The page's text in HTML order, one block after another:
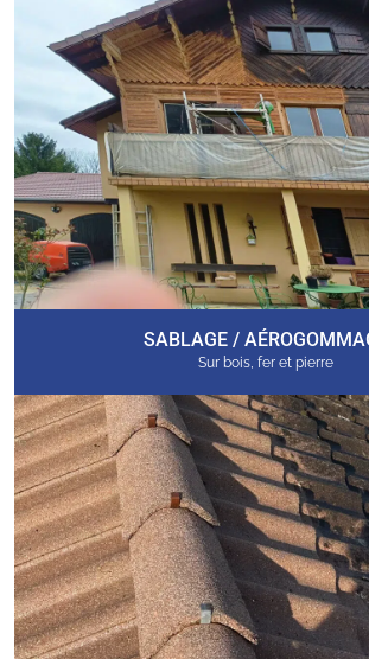
SABLAGE /
Sur bois, fer et pierre